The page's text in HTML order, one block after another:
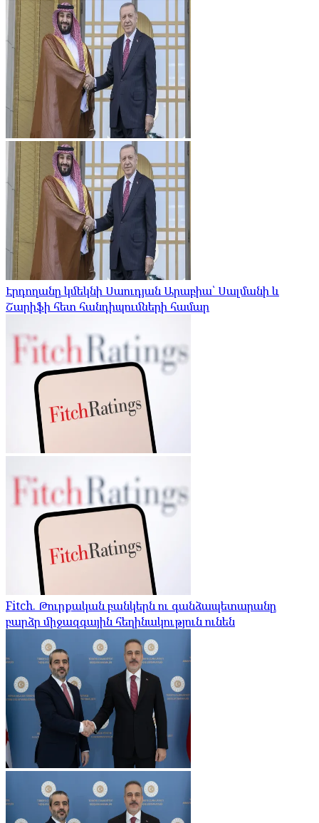
Էրդողանը կմեկնի Սաուդյան Արաբիա՝ Սալմանի և
Շարիֆի հետ հանդիպումների համար
Fitch. Թուրքական բանկերն ու գանձապետարանը
բարձր միջազգային հեղինակություն ունեն